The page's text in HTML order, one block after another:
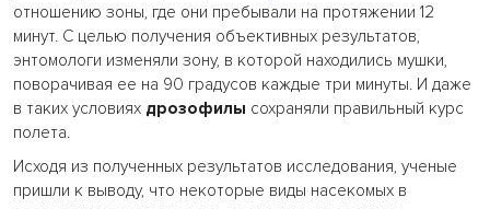
отношению зоны, где они пребывали на протяжении 12
минут. С целью получения объективных результатов,
энтомологи изменяли зону, в которой находились мушки,
поворачивая ее на 90 градусов каждые три минуты. И даже
в таких условиях дрозофилы сохраняли правильный курс
полета.
Исходя из полученных результатов исследования, ученые
пришли к выводу, что некоторые виды насекомых в